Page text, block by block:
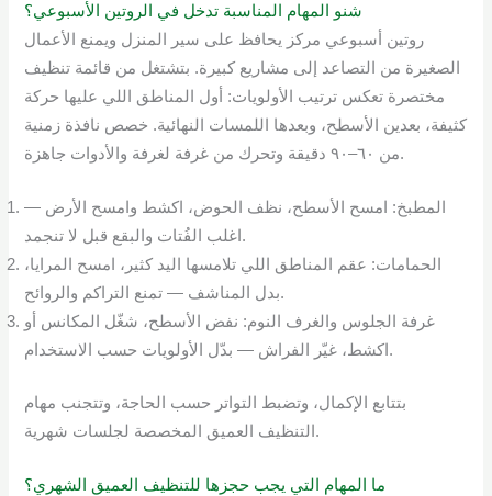
شنو المهام المناسبة تدخل في الروتين الأسبوعي؟
روتين أسبوعي مركز يحافظ على سير المنزل ويمنع الأعمال
الصغيرة من التصاعد إلى مشاريع كبيرة. بتشتغل من قائمة تنظيف
مختصرة تعكس ترتيب الأولويات: أول المناطق اللي عليها حركة
كثيفة، بعدين الأسطح، وبعدها اللمسات النهائية. خصص نافذة زمنية
من ٦٠–٩٠ دقيقة وتحرك من غرفة لغرفة والأدوات جاهزة.
المطبخ: امسح الأسطح، نظف الحوض، اكشط وامسح الأرض —
اغلب الفُتات والبقع قبل لا تنجمد.
الحمامات: عقم المناطق اللي تلامسها اليد كثير، امسح المرايا،
بدل المناشف — تمنع التراكم والروائح.
غرفة الجلوس والغرف النوم: نفض الأسطح، شغّل المكانس أو
اكشط، غيّر الفراش — بدّل الأولويات حسب الاستخدام.
بتتابع الإكمال، وتضبط التواتر حسب الحاجة، وتتجنب مهام
التنظيف العميق المخصصة لجلسات شهرية.
ما المهام التي يجب حجزها للتنظيف العميق الشهري؟